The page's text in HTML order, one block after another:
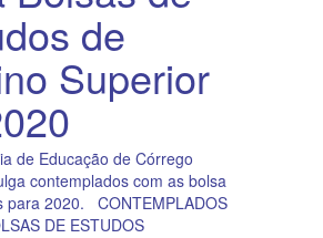
de
Superior
de Educação de Córrego
contemplados com as bolsa
para 2020. CONTEMPLADOS
DE ESTUDOS